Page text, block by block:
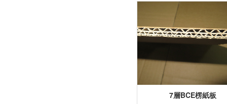
7層BCE楞紙板